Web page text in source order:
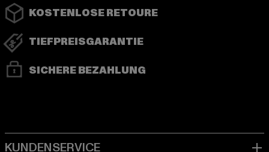
KOSTENLOSE RETOURE
TIEFPREISGARANTIE
SICHERE BEZAHLUNG